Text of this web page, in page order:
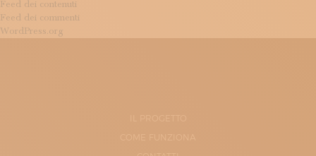
Feed dei contenuti
Feed dei commenti
WordPress.org